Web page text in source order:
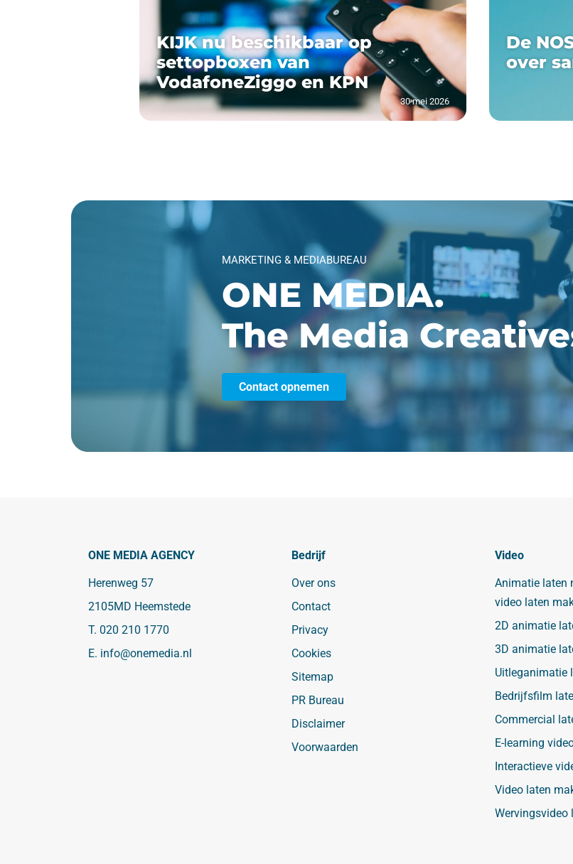
KIJK nu beschikbaar op
settopboxen van
VodafoneZiggo en KPN
30 mei 2026
De
over
MARKETING & MEDIABUREAU
ONE MEDIA.
The Media
Contact opnemen
Bedrijf
Over ons
Contact
Privacy
Cookies
Sitemap
PR Bureau
Disclaimer
Voorwaarden
Video
Animatie laten
video laten
2D animatie
3D animatie
Uitleganimatie
Bedrijfsfilm
Commercial
E-learning
Interactieve
Video laten
Wervingsvideo
ONE MEDIA AGENCY
Herenweg 57
2105MD Heemstede
T. 020 210 1770
E. info@onemedia.nl